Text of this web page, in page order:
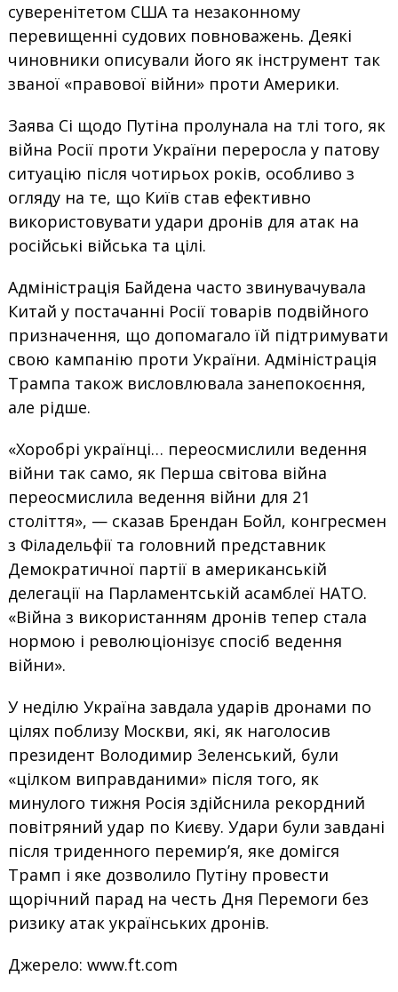
суверенітетом США та незаконному
перевищенні судових повноважень. Деякі
чиновники описували його як інструмент так
званої «правової війни» проти Америки.
Заява Сі щодо Путіна пролунала на тлі того, як
війна Росії проти України переросла у патову
ситуацію після чотирьох років, особливо з
огляду на те, що Київ став ефективно
використовувати удари дронів для атак на
російські війська та цілі.
Адміністрація Байдена часто звинувачувала
Китай у постачанні Росії товарів подвійного
призначення, що допомагало їй підтримувати
свою кампанію проти України. Адміністрація
Трампа також висловлювала занепокоєння,
але рідше.
«Хоробрі українці… переосмислили ведення
війни так само, як Перша світова війна
переосмислила ведення війни для 21
століття», — сказав Брендан Бойл, конгресмен
з Філадельфії та головний представник
Демократичної партії в американській
делегації на Парламентській асамблеї НАТО.
«Війна з використанням дронів тепер стала
нормою і революціонізує спосіб ведення
війни».
У неділю Україна завдала ударів дронами по
цілях поблизу Москви, які, як наголосив
президент Володимир Зеленський, були
«цілком виправданими» після того, як
минулого тижня Росія здійснила рекордний
повітряний удар по Києву. Удари були завдані
після триденного перемир’я, яке домігся
Трамп і яке дозволило Путіну провести
щорічний парад на честь Дня Перемоги без
ризику атак українських дронів.
Джерело: www.ft.com